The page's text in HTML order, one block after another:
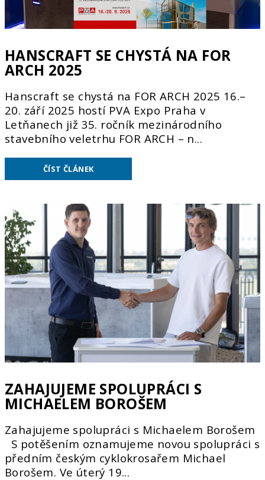
ů
HANSCRAFT SE CHYSTÁ NA FOR
ARCH 2025
Hanscraft se chystá na FOR ARCH 2025 16.–
20. září 2025 hostí PVA Expo Praha v
Letňanech již 35. ročník mezinárodního
stavebního veletrhu FOR ARCH – n...
ČÍST ČLÁNEK
ZAHAJUJEME SPOLUPRÁCI S
MICHAELEM BOROŠEM
Zahajujeme spolupráci s Michaelem Borošem
S potěšením oznamujeme novou spolupráci s
předním českým cyklokrosařem Michael
Borošem. Ve úterý 19...